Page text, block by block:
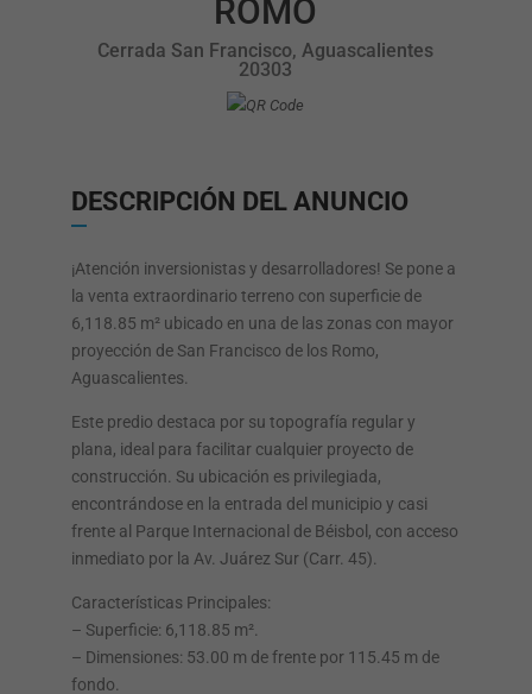
ROMO
Cerrada San Francisco, Aguascalientes
20303
DESCRIPCIÓN DEL ANUNCIO
¡Atención inversionistas y desarrolladores! Se pone a
la venta extraordinario terreno con superficie de
6,118.85 m² ubicado en una de las zonas con mayor
proyección de San Francisco de los Romo,
Aguascalientes.
Este predio destaca por su topografía regular y
plana, ideal para facilitar cualquier proyecto de
construcción. Su ubicación es privilegiada,
encontrándose en la entrada del municipio y casi
frente al Parque Internacional de Béisbol, con acceso
inmediato por la Av. Juárez Sur (Carr. 45).
Características Principales:
– Superficie: 6,118.85 m².
– Dimensiones: 53.00 m de frente por 115.45 m de
fondo.